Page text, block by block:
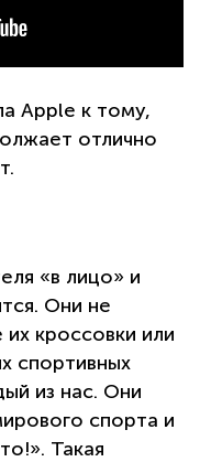
Apple к тому,
отлично
«в лицо» и
Они не
кроссовки или
спортивных
из нас. Они
спорта и
Такая